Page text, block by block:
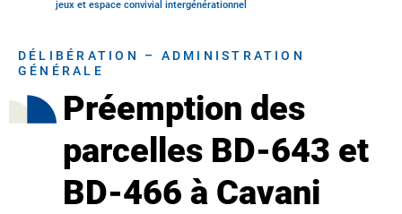
jeux et espace convivial intergénérationnel
DÉLIBÉRATION – ADMINISTRATION
GÉNÉRALE
Préemption des
parcelles BD-643 et
BD-466 à Cavani